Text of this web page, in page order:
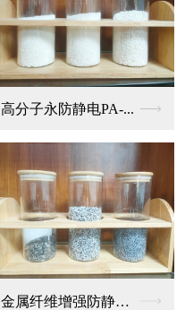
高分子永防静电PA-...
金属纤维增强防静电P...